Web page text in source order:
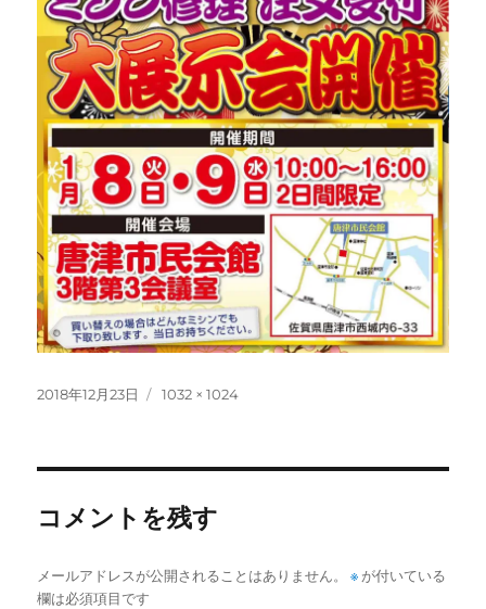
投
2018年12月23日
フ
1032 × 1024
コメントを残す
メールアドレスが公開されることはありません。 ※ が付いている
欄は必須項目です